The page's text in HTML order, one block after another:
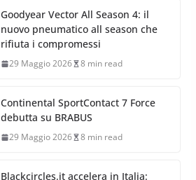
Goodyear Vector All Season 4: il
nuovo pneumatico all season che
rifiuta i compromessi
29 Maggio 2026 8 min read
Continental SportContact 7 Force
debutta su BRABUS
29 Maggio 2026 8 min read
Blackcircles.it accelera in Italia: